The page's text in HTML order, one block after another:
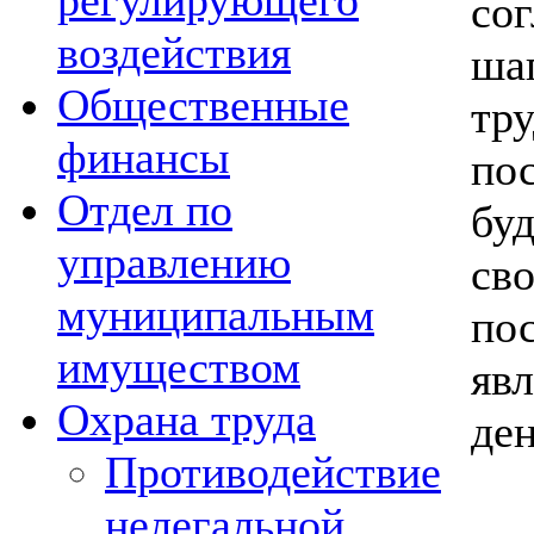
воздействия
Общественные
финансы
Отдел по
управлению
муниципальным
имуществом
Охрана труда
Противодействие